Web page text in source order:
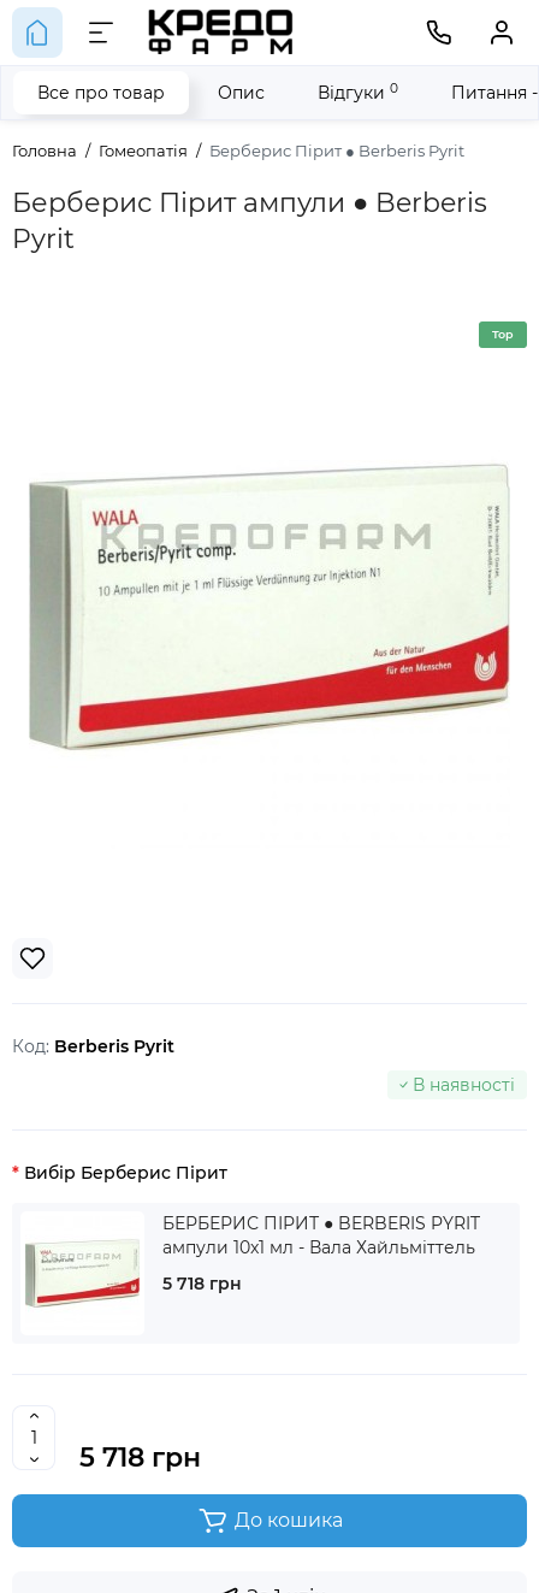
Головна Гомеопатія Берберис Пірит ● Berberis Pyrit
Берберис Пірит ампули ● Berberis
Pyrit
Все про товар Опис Відгуки 0 Питання
Top
Код: Berberis Pyrit
В наявності
Вибір Берберис Пірит
БЕРБЕРИС ПІРИТ ● BERBERIS PYRIT
ампули 10x1 мл - Вала Хайльміттель
5 718 грн
5 718 грн
До кошика